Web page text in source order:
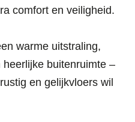
comfort en veiligheid.
warme uitstraling,
buitenruimte –
en gelijkvloers wil